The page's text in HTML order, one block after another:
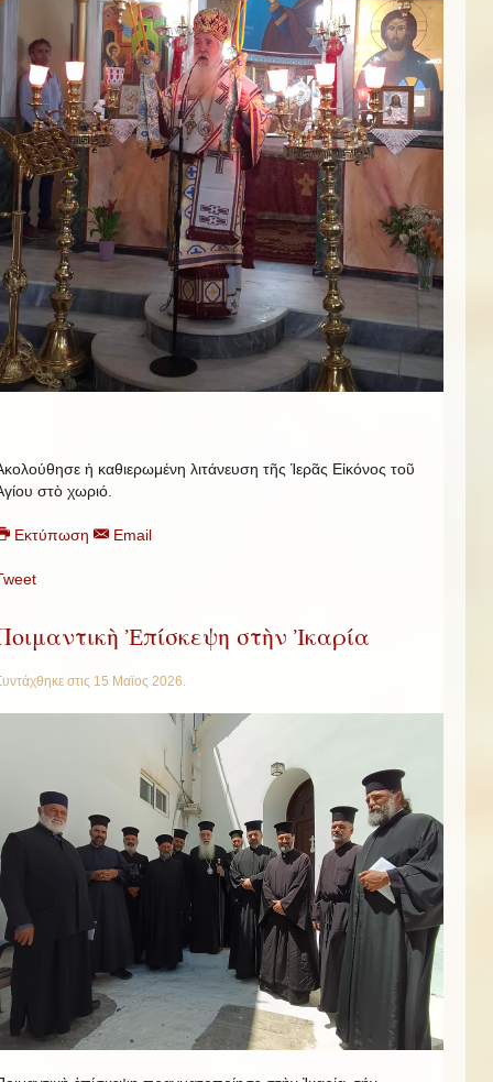
ἡ καθιερωμένη λιτάνευση τῆς Ἱερᾶς Εἰκόνος τοῦ
στὸ χωριό.
Εκτύπωση Email
Ἐπίσκεψη στὴν Ἰκαρία
στις 15 Μαϊος 2026